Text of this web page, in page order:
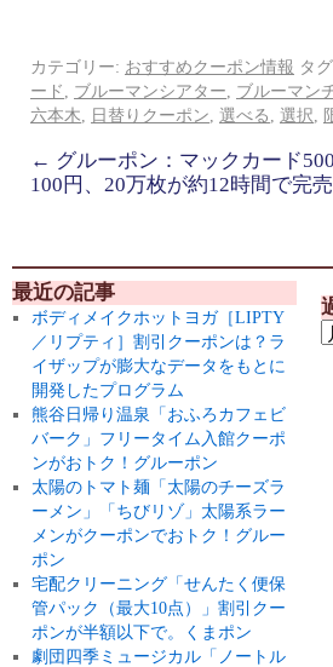
カテゴリー: おすすめクーポン情報 タ
ード
ブルーマンシアター ブルーマン
六本木
日替りクーポン 選べる 選択
← グルーポン：マックカード
100円、20万枚が約12時間で完売
最近の記事
ボディメイクホットヨガ［LIPTY
／リプティ］割引クーポンは？ラ
イザップが膨大なデータをもとに
開発したプログラム
熊谷日帰り温泉「おふろカフェビ
バーク」フリータイム入館クーポ
ンがおトク！グルーポン
太陽のトマト麺「太陽のチーズラ
ーメン」「ちびリゾ」太陽系ラー
メンがクーポンでおトク！グルー
ポン
宅配クリーニング「せんたく便保
管パック（最大10点）」割引クー
ポンが半額以下で。くまポン
劇団四季ミュージカル「ノートル